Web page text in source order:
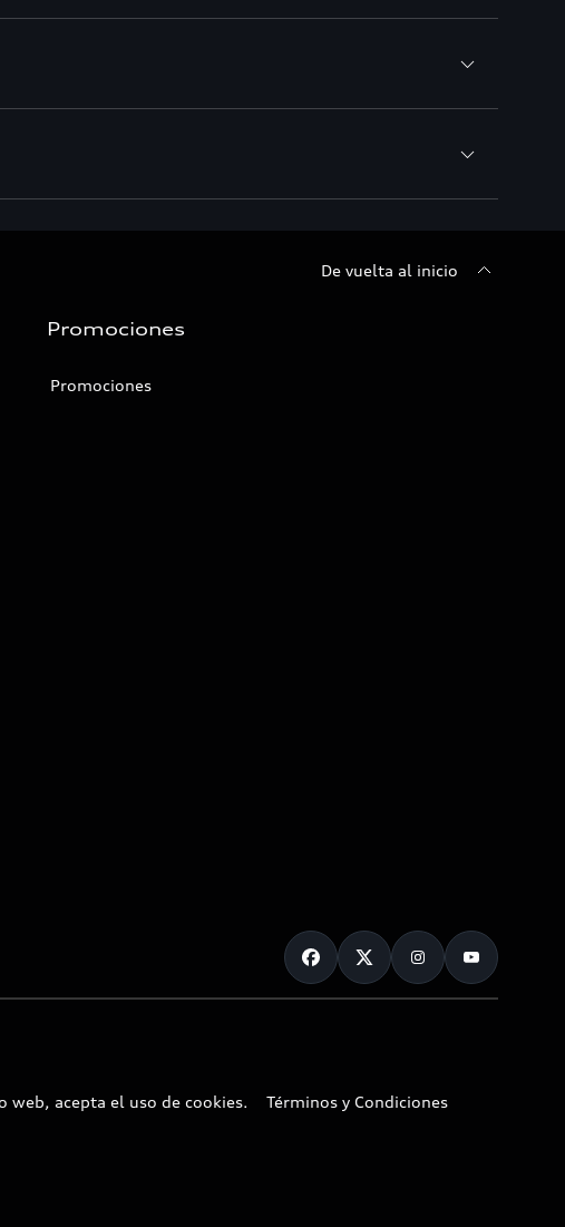
De vuelta al inicio
Promociones
Promociones
acepta el uso de cookies.
Términos y Condiciones